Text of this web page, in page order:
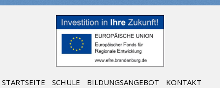
STARTSEITE SCHULE BILDUNGSANGEBOT
KONTAKT